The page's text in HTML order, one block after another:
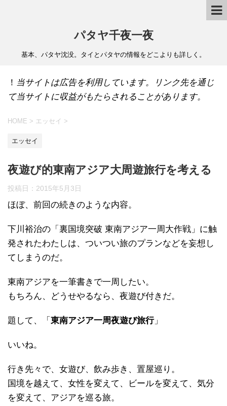
パタヤ千夜一夜
基本、パタヤ沈没。タイとパタヤの情報をどこよりも詳しく。
！ 当サイトは広告を利用しています。リンク先を通じ
て当サイトに収益がもたらされることがあります。
HOME > エッセイ >
エッセイ
夜遊び的東南アジア大周遊旅行を考える
投稿日： 2015年5月3日
ほぼ、前回の続きのような内容。
下川裕治の「裏国境突破 東南アジア一周大作戦」に触
発されたわたしは、ついつい旅のプランなどを妄想し
てしまうのだ。
東南アジアを一筆書きで一周したい。
もちろん、どうせやるなら、夜遊び付きだ。
題して、「 東南アジア一周夜遊び旅行」
いいね。
行き先々で、女遊び、飲み歩き、置屋巡り。
国境を越えて、女性を変えて、ビールを変えて、気分
を変えて、アジアを巡る旅。